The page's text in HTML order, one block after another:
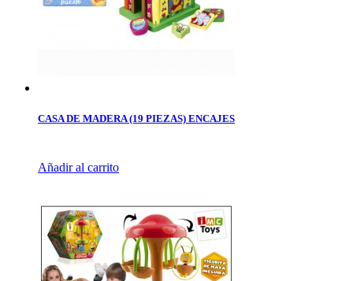
CASA DE MADERA (19 PIEZAS) ENCAJES
Añadir al carrito